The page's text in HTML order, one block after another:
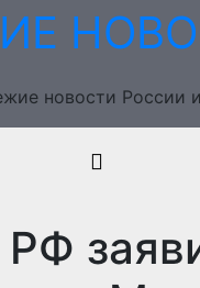
новости России